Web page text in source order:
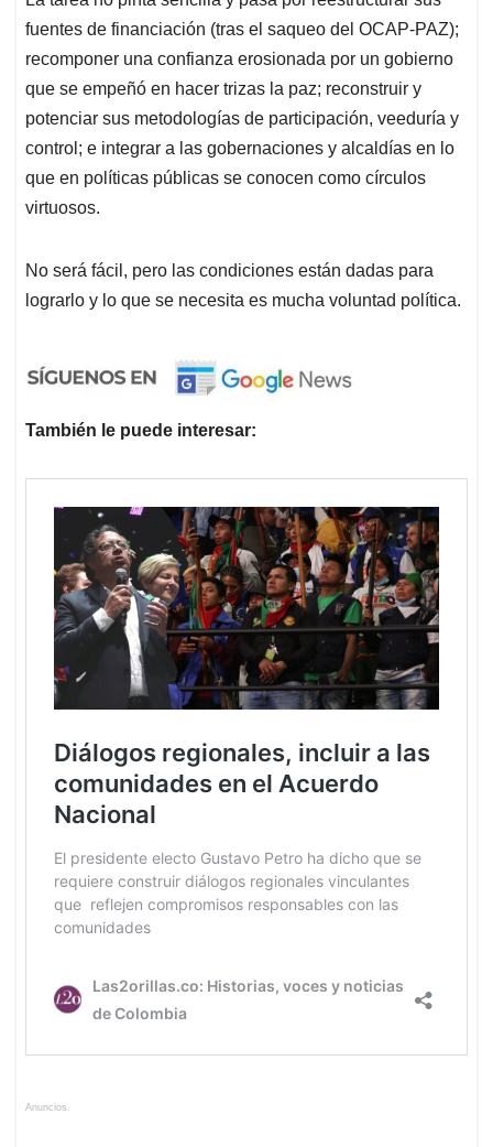
fuentes de financiación (tras el saqueo del OCAP-PAZ);
recomponer una confianza erosionada por un gobierno
que se empeñó en hacer trizas la paz; reconstruir y
potenciar sus metodologías de participación, veeduría y
control; e integrar a las gobernaciones y alcaldías en lo
que en políticas públicas se conocen como círculos
virtuosos.
No será fácil, pero las condiciones están dadas para
lograrlo y lo que se necesita es mucha voluntad política.
También le puede interesar:
Anuncios.